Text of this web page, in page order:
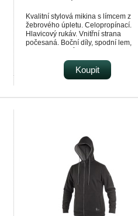
Kvalitní stylová mikina s límcem z
žebrového úpletu. Celopropínací.
Hlavicový rukáv. Vnitřní strana
počesaná. Boční díly, spodní lem,
žebrového úpletu. Dvě přední kapsy.
Vhodná pro potisk a výšivku.
Koupit